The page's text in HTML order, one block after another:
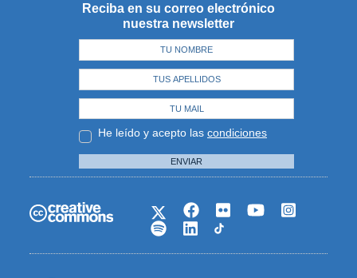
Reciba en su correo electrónico
nuestra newsletter
He leído y acepto las condiciones
ENVIAR